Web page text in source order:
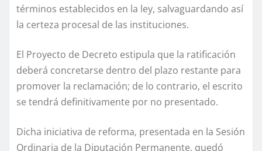
términos establecidos en la ley, salvaguardando así
la certeza procesal de las instituciones.
El Proyecto de Decreto estipula que la ratificación
deberá concretarse dentro del plazo restante para
promover la reclamación; de lo contrario, el escrito
se tendrá definitivamente por no presentado.
Dicha iniciativa de reforma, presentada en la Sesión
Ordinaria de la Diputación Permanente, quedó